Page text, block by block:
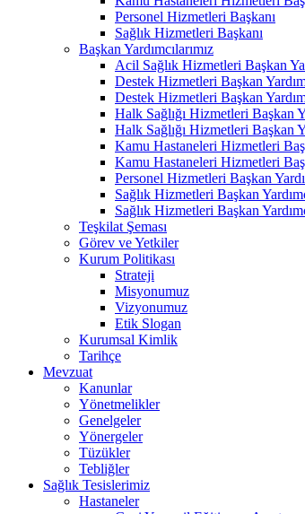
Personel Hizmetleri Başkanı
Sağlık Hizmetleri Başkanı
Başkan Yardımcılarımız
Acil Sağlık Hizmetleri Başkan
Destek Hizmetleri Başkan
Destek Hizmetleri Başkan
Halk Sağlığı Hizmetleri Başkan
Halk Sağlığı Hizmetleri Başkan
Kamu Hastaneleri Hizmetleri
Kamu Hastaneleri Hizmetleri
Personel Hizmetleri Başkan
Sağlık Hizmetleri Başkan
Sağlık Hizmetleri Başkan
Teşkilat Şeması
Görev ve Yetkiler
Kurum Politikası
Strateji
Misyonumuz
Vizyonumuz
Etik Slogan
Kurumsal Kimlik
Tarihçe
Mevzuat
Kanunlar
Yönetmelikler
Genelgeler
Yönergeler
Tüzükler
Tebliğler
Sağlık Tesislerimiz
Hastaneler